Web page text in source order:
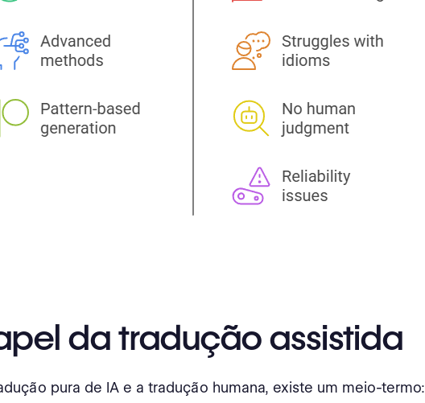
da tradução assistida
pura de IA e a tradução humana, existe um meio-termo: